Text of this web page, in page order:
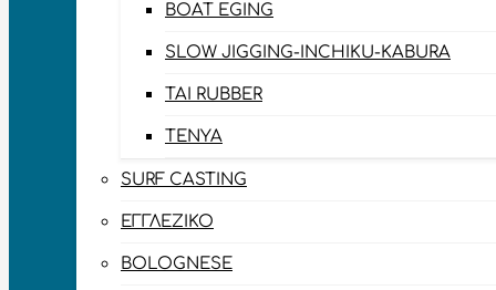
BOAT EGING
SLOW JIGGING-INCHIKU-KABURA
TAI RUBBER
TENYA
SURF CASTING
ΕΓΓΛΈΖΙΚΟ
BOLOGNESE